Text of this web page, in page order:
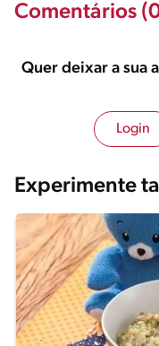
Comentários
Quer deixar a sua
Login
Experimente